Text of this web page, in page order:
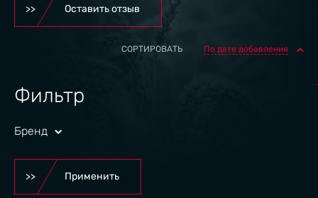
Оставить отзыв
СОРТИРОВАТЬ По дате добавления
Фильтр
Бренд
Применить